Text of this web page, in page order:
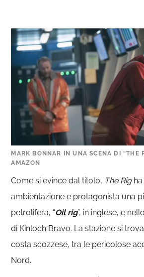
MARK BONNAR IN UNA SCENA DI “THE
AMAZON
Come si evince dal titolo, The Rig
ambientazione e protagonista una
petrolifera, “Oil rig”, in inglese, e
di Kinloch Bravo. La stazione si
costa scozzese, tra le pericolose
Nord.